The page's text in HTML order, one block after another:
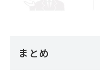
まとめ